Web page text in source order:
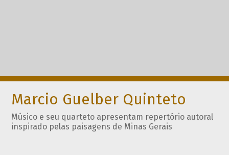
Marcio Guelber Quinteto
Músico e seu quarteto apresentam repertório autoral
inspirado pelas paisagens de Minas Gerais